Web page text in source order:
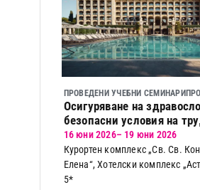
ПРОВЕДЕНИ УЧЕБНИ СЕМИНАРИ
Осигуряване на
безопасни условия на
16 юни 2026– 19 юни 2026
Курортен комплекс „Св. Св.
Елена“, Хотелски комплекс
5*